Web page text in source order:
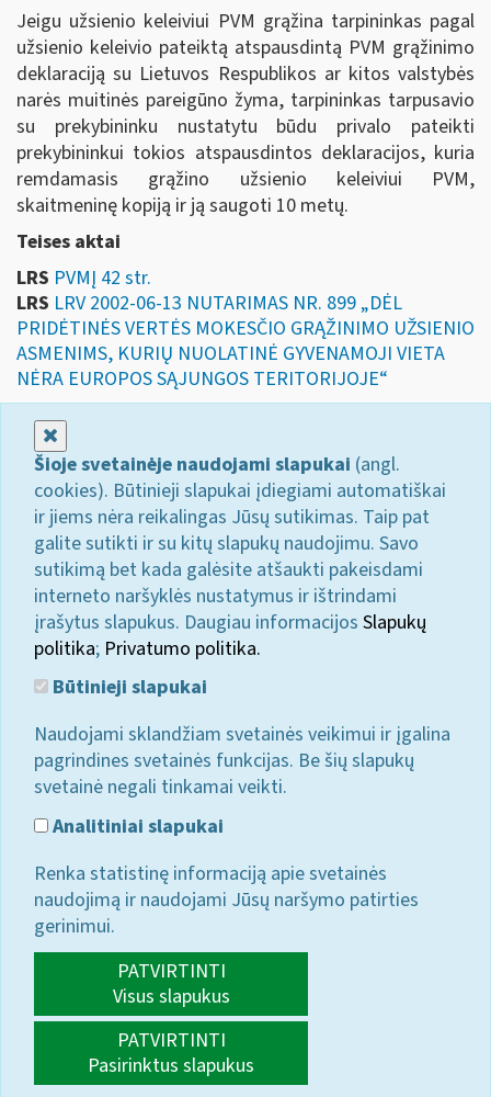
Jeigu užsienio keleiviui PVM grąžina tarpininkas pagal
užsienio keleivio pateiktą atspausdintą PVM grąžinimo
deklaraciją su Lietuvos Respublikos ar kitos valstybės
narės muitinės pareigūno žyma, tarpininkas tarpusavio
su prekybininku nustatytu būdu privalo pateikti
prekybininkui tokios atspausdintos deklaracijos, kuria
remdamasis grąžino užsienio keleiviui PVM,
skaitmeninę kopiją ir ją saugoti 10 metų.
Teises aktai
LRS PVMĮ 42 str.
LRS LRV 2002-06-13 NUTARIMAS NR. 899 „DĖL
PRIDĖTINĖS VERTĖS MOKESČIO GRĄŽINIMO UŽSIENIO
ASMENIMS, KURIŲ NUOLATINĖ GYVENAMOJI VIETA
NĖRA EUROPOS SĄJUNGOS TERITORIJOJE“
Šioje svetainėje naudojami slapukai (angl.
cookies). Būtinieji slapukai įdiegiami automatiškai
ir jiems nėra reikalingas Jūsų sutikimas. Taip pat
galite sutikti ir su kitų slapukų naudojimu. Savo
sutikimą bet kada galėsite atšaukti pakeisdami
interneto naršyklės nustatymus ir ištrindami
įrašytus slapukus. Daugiau informacijos Slapukų
politika; Privatumo politika.
Būtinieji slapukai
Naudojami sklandžiam svetainės veikimui ir įgalina
pagrindines svetainės funkcijas. Be šių slapukų
svetainė negali tinkamai veikti.
Analitiniai slapukai
Renka statistinę informaciją apie svetainės
naudojimą ir naudojami Jūsų naršymo patirties
gerinimui.
PATVIRTINTI
Visus slapukus
PATVIRTINTI
Pasirinktus slapukus